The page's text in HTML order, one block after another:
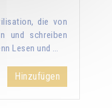
die von
und schreiben
Lesen und …
Hinzufügen